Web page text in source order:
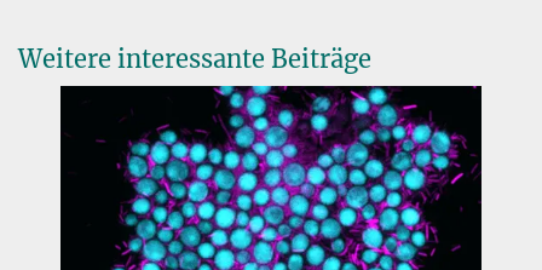
virginia.geisel@...
Max-Planck-Institut für terrestrische Mikrobiologie, Marburg
Weitere interessante Beiträge